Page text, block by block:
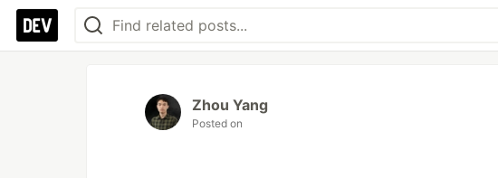
Zhou Yang
Posted on